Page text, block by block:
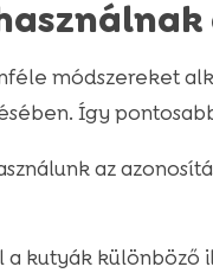
módszereket
Így
az
a kutyák különböző